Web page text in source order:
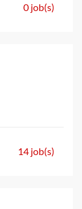
0 job(s)
14 job(s)